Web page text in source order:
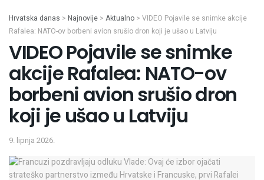
Hrvatska danas > Najnovije > Aktualno > VIDEO Pojavile se snimke akcije
Rafalea: NATO-ov borbeni avion srušio dron koji je ušao u Latviju
VIDEO Pojavile se snimke
akcije Rafalea: NATO-ov
borbeni avion srušio dron
koji je ušao u Latviju
9. lipnja 2026.